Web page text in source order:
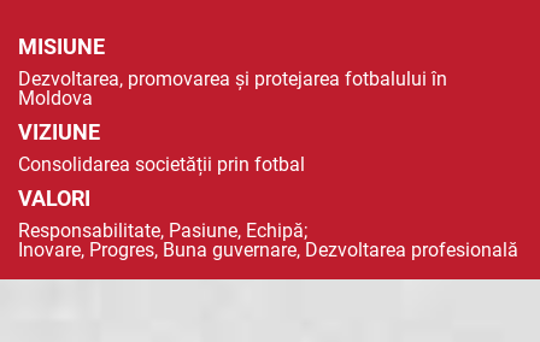
MISIUNE
Dezvoltarea, promovarea și protejarea fotbalului în
Moldova
VIZIUNE
Consolidarea societății prin fotbal
VALORI
Responsabilitate, Pasiune, Echipă;
Inovare, Progres, Buna guvernare, Dezvoltarea profesională